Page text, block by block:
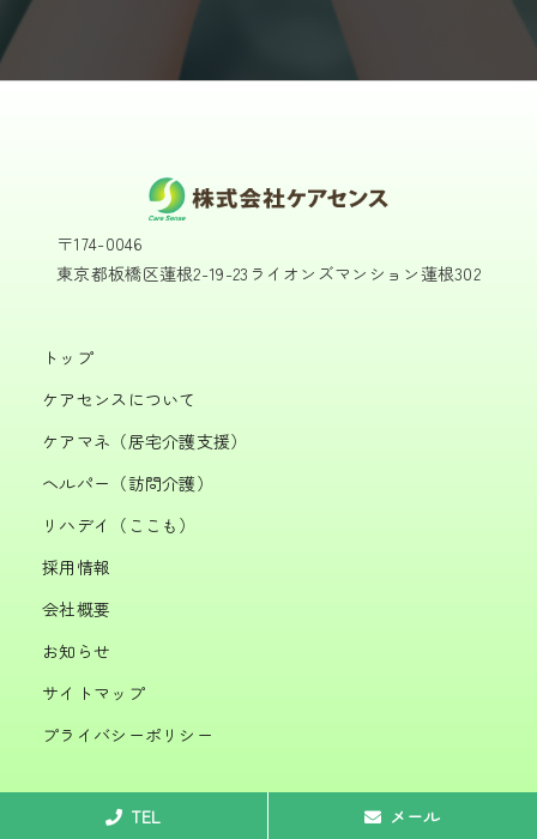
〒174-0046
東京都板橋区蓮根2-19-23ライオンズマンション蓮根302
トップ
ケアセンスについて
ケアマネ （居宅介護支援）
ヘルパー （訪問介護）
リハデイ
（ここも）
採用情報
会社概要
お知らせ
サイトマップ
プライバシーポリシー
TEL メール